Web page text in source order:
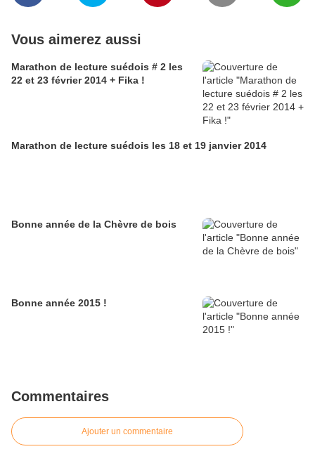
Vous aimerez aussi
Marathon de lecture suédois # 2 les
22 et 23 février 2014 + Fika !
Marathon de lecture suédois les 18 et 19 janvier 2014
Bonne année de la Chèvre de bois
Bonne année 2015 !
Commentaires
Ajouter un commentaire